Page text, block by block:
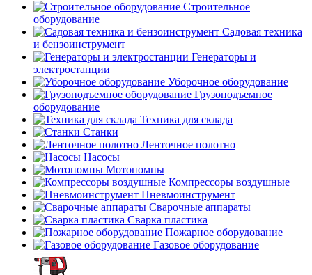
Строительное
оборудование
Садовая техника
и бензоинструмент
Генераторы и
электростанции
Уборочное оборудование
Грузоподъемное
оборудование
Техника для склада
Станки
Ленточное полотно
Насосы
Мотопомпы
Компрессоры воздушные
Пневмоинструмент
Сварочные аппараты
Сварка пластика
Пожарное оборудование
Газовое оборудование